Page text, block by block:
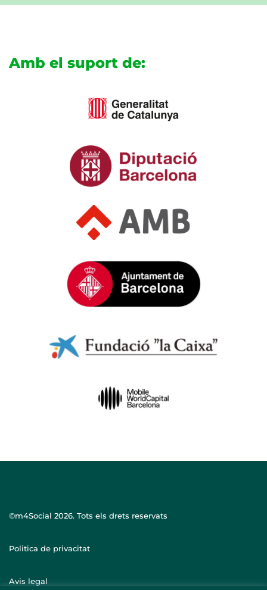
Amb el suport de:
©m4Social 2026. Tots els drets reservats
Politica de privacitat
Avis legal